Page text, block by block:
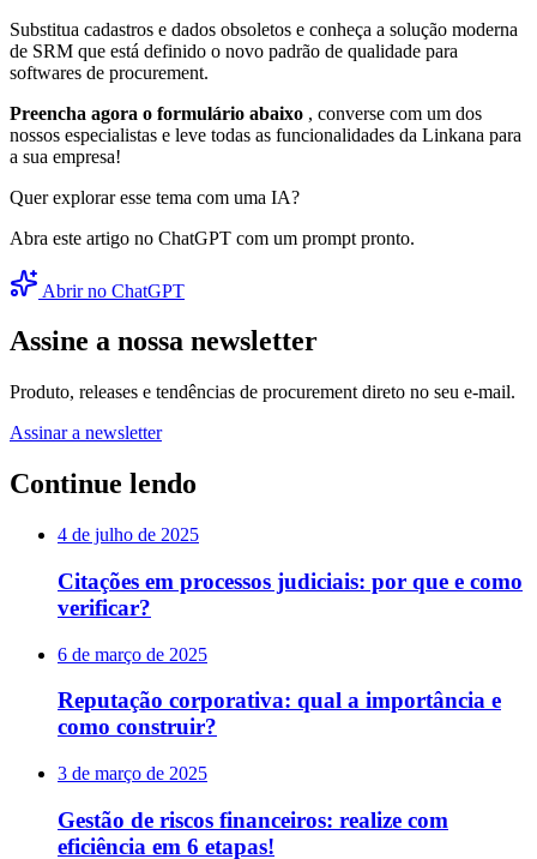
Substitua cadastros e dados obsoletos e conheça a solução moderna
de SRM que está definido o novo padrão de qualidade para
softwares de procurement.
Preencha agora o formulário abaixo , converse com um dos
nossos especialistas e leve todas as funcionalidades da Linkana para
a sua empresa!
Quer explorar esse tema com uma IA?
Abra este artigo no ChatGPT com um prompt pronto.
Abrir no ChatGPT
Assine a nossa newsletter
Produto, releases e tendências de procurement direto no seu e-mail.
Assinar a newsletter
Continue lendo
4 de julho de 2025
Citações em processos judiciais: por que e como
verificar?
6 de março de 2025
Reputação corporativa: qual a importância e
como construir?
3 de março de 2025
Gestão de riscos financeiros: realize com
eficiência em 6 etapas!